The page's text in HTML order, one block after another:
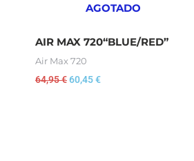
AGOTADO
AIR MAX 720“BLUE/RED”
Air Max 720
64,95€60,45€